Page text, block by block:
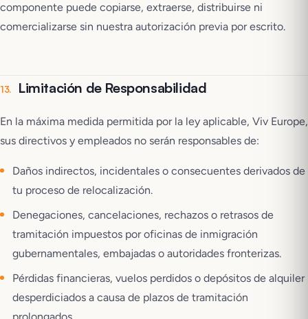
componente puede copiarse, extraerse, distribuirse ni
comercializarse sin nuestra autorización previa por escrito.
13. Limitación de Responsabilidad
En la máxima medida permitida por la ley aplicable, Viv Europe,
sus directivos y empleados no serán responsables de:
Daños indirectos, incidentales o consecuentes derivados de
tu proceso de relocalización.
Denegaciones, cancelaciones, rechazos o retrasos de
tramitación impuestos por oficinas de inmigración
gubernamentales, embajadas o autoridades fronterizas.
Pérdidas financieras, vuelos perdidos o depósitos de alquiler
desperdiciados a causa de plazos de tramitación